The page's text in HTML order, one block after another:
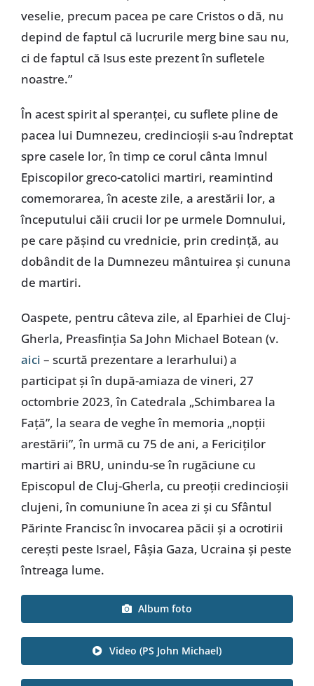
veselie, precum pacea pe care Cristos o dă, nu
depind de faptul că lucrurile merg bine sau nu,
ci de faptul că Isus este prezent în sufletele
noastre.”
În acest spirit al speranței, cu suflete pline de
pacea lui Dumnezeu, credincioșii s-au îndreptat
spre casele lor, în timp ce corul cânta Imnul
Episcopilor greco-catolici martiri, reamintind
comemorarea, în aceste zile, a arestării lor, a
începutului căii crucii lor pe urmele Domnului,
pe care pășind cu vrednicie, prin credință, au
dobândit de la Dumnezeu mântuirea și cununa
de martiri.
Oaspete, pentru câteva zile, al Eparhiei de Cluj-
Gherla, Preasfinția Sa John Michael Botean (v.
aici – scurtă prezentare a Ierarhului) a
participat și în după-amiaza de vineri, 27
octombrie 2023, în Catedrala „Schimbarea la
Față”, la seara de veghe în memoria „nopții
arestării”, în urmă cu 75 de ani, a Fericiților
martiri ai BRU, unindu-se în rugăciune cu
Episcopul de Cluj-Gherla, cu preoții credincioșii
clujeni, în comuniune în acea zi și cu Sfântul
Părinte Francisc în invocarea păcii și a ocrotirii
cerești peste Israel, Fâșia Gaza, Ucraina și peste
întreaga lume.
Album foto
Video (PS John Michael)